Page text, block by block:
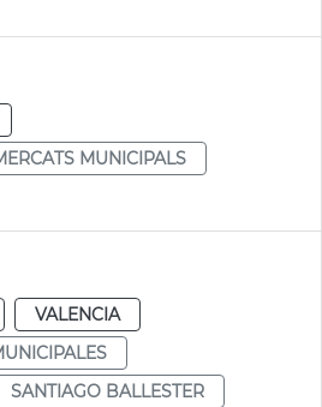
MUNICIPALS
VALENCIA
SANTIAGO BALLESTER